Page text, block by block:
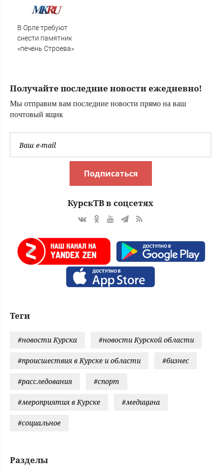
В Орле требуют
снести памятник
«печень Строева»
Получайте последние новости ежедневно!
Мы отправим вам последние новости прямо на ваш
почтовый ящик
Подписаться
КурскТВ в соцсетях
Теги
#новости Курска #новости Курской области
#происшествия в Курске и области #бизнес
#расследования #спорт
#мероприятия в Курске #медицина
#социальное
Разделы